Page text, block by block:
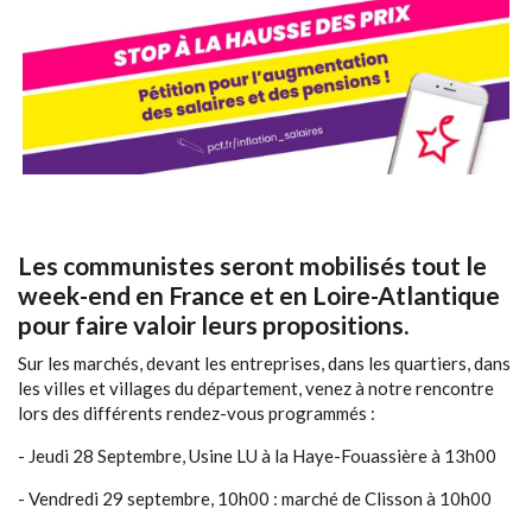
Les communistes seront mobilisés tout le
week-end en France et en Loire-Atlantique
pour faire valoir leurs propositions.
Sur les marchés, devant les entreprises, dans les quartiers, dans
les villes et villages du département, venez à notre rencontre
lors des différents rendez-vous programmés :
- Jeudi 28 Septembre, Usine LU à la Haye-Fouassière à 13h00
- Vendredi 29 septembre, 10h00 : marché de Clisson à 10h00